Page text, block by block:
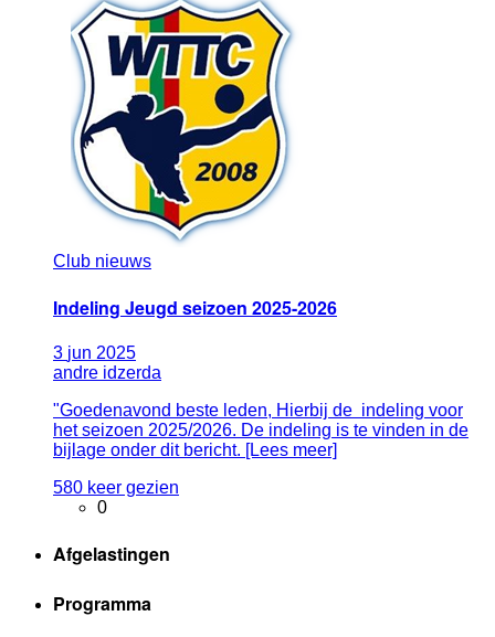
Club nieuws
Indeling Jeugd seizoen 2025-2026
3 jun 2025
andre idzerda
"Goedenavond beste leden, Hierbij de indeling voor
het seizoen 2025/2026. De indeling is te vinden in de
bijlage onder dit bericht. [Lees meer]
580 keer gezien
0
Afgelastingen
Programma